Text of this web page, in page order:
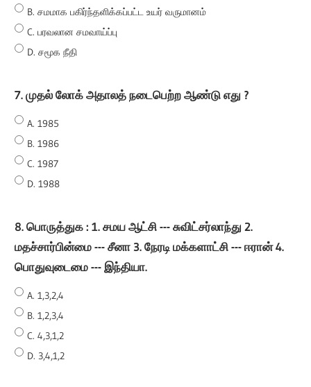
B. சமமாக பகிர்ந்தளிக்கப்பட்ட உயர் வருமானம்
C. பரவலான சமவாய்ப்பு
D. சமூக நீதி
7. முதல் லோக் அதாலத் நடைபெற்ற ஆண்டு எது ?
A. 1985
B. 1986
C. 1987
D. 1988
8. பொருத்துக : 1. சமய ஆட்சி --- சுவிட்சர்லாந்து 2.
மதச்சார்பின்மை --- சீனா 3. நேரடி மக்களாட்சி --- ஈரான் 4.
பொதுவுடைமை --- இந்தியா.
A. 1,3,2,4
B. 1,2,3,4
C. 4,3,1,2
D. 3,4,1,2